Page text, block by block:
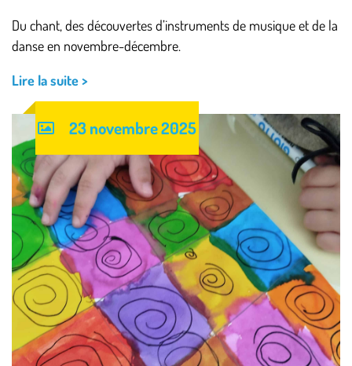
Du chant, des découvertes d’instruments de musique et de la
danse en novembre-décembre.
Lire la suite >
23 novembre 2025